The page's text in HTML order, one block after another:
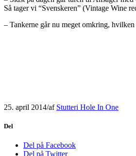
Så tager vi “Svenskeren” (Vintage Wine
– Tankerne går nu meget omkring,
25. april 2014/af Stutteri Hole In One
Del
Del på Facebook
Del på Twitter